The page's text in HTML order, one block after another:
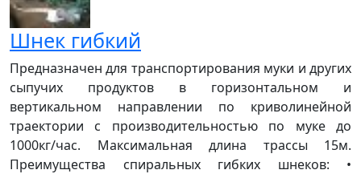
Шнек гибкий
Предназначен для транспортирования муки и других
сыпучих продуктов в горизонтальном и
вертикальном направлении по криволинейной
траектории с производительностью по муке до
1000кг/час. Максимальная длина трассы 15м.
Преимущества спиральных гибких шнеков: •